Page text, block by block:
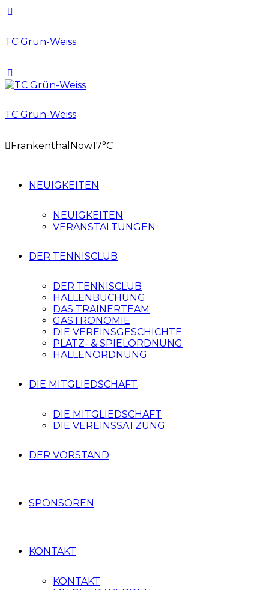
TC Grün-Weiss
TC Grün-Weiss
Frankenthal Now17°C
NEUIGKEITEN
NEUIGKEITEN
VERANSTALTUNGEN
DER TENNISCLUB
DER TENNISCLUB
HALLENBUCHUNG
DAS TRAINERTEAM
GASTRONOMIE
DIE VEREINSGESCHICHTE
PLATZ- & SPIELORDNUNG
HALLENORDNUNG
DIE MITGLIEDSCHAFT
DIE MITGLIEDSCHAFT
DIE VEREINSSATZUNG
DER VORSTAND
SPONSOREN
KONTAKT
KONTAKT